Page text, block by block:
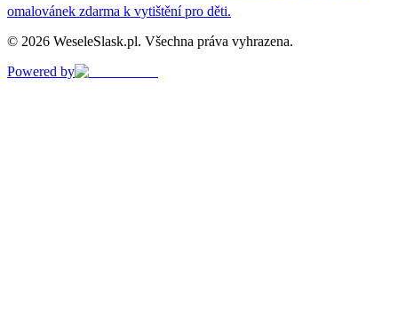
omalovánek zdarma k vytištění pro děti.
© 2026 WeseleSlask.pl. Všechna práva vyhrazena.
Powered by